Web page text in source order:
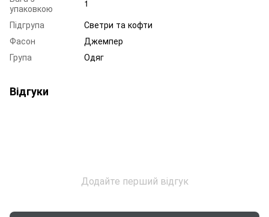
упаковкою
1
Підгрупа
Светри та кофти
Фасон
Джемпер
Група
Одяг
Відгуки
Додайте перший відгук